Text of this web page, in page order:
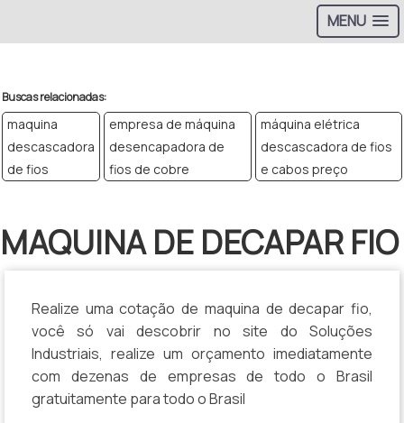
MENU
Buscas relacionadas:
maquina
descascadora
de fios
empresa de máquina
desencapadora de
fios de cobre
máquina elétrica
descascadora de fios
e cabos preço
MAQUINA DE DECAPAR FIO
Realize uma cotação de maquina de decapar fio,
você só vai descobrir no site do Soluções
Industriais, realize um orçamento imediatamente
com dezenas de empresas de todo o Brasil
gratuitamente para todo o Brasil